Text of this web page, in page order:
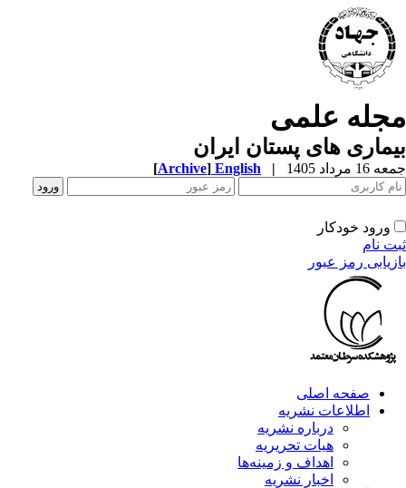
علمی
های پستان ایران
مرداد 1405 |
English
[Archive]
ورود خودکار
نام
رمز عبور
صفحه اصلی
اطلاعات نشریه
درباره نشریه
هیات تحریریه
اهداف و زمینه‌ها
اخبار نشریه